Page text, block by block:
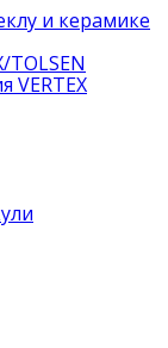
и керамике
TOLSEN